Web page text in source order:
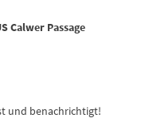
Calwer Passage
und benachrichtigt!